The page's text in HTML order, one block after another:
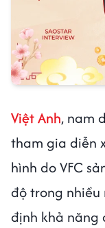
Việt Anh, nam
tham gia diễn
hình do VFC
độ trong nhiều
định khả năng